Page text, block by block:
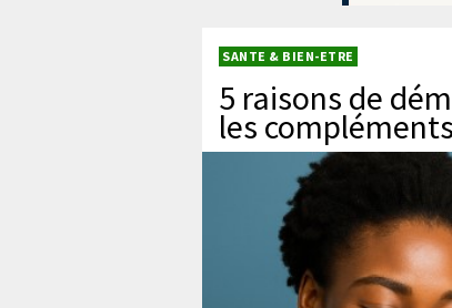
SANTE & BIEN-ETRE
5 raisons de
les